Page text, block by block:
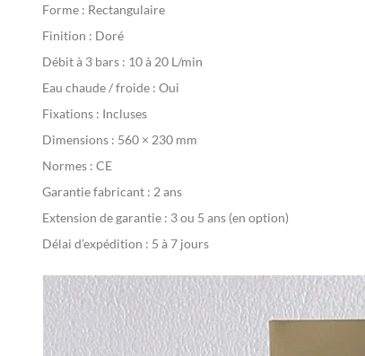
Forme : Rectangulaire
Finition : Doré
Débit à 3 bars : 10 à 20 L/min
Eau chaude / froide : Oui
Fixations : Incluses
Dimensions : 560 × 230 mm
Normes : CE
Garantie fabricant : 2 ans
Extension de garantie : 3 ou 5 ans (en option)
Délai d’expédition : 5 à 7 jours